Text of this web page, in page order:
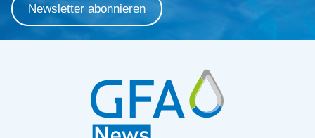
Newsletter abonnieren